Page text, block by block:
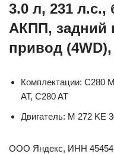
3.0 л, 231
АКПП, задний
привод
Комплектации: C280
AT, C280 AT
Двигатель: M 272 KE
ООО Яндекс, ИНН